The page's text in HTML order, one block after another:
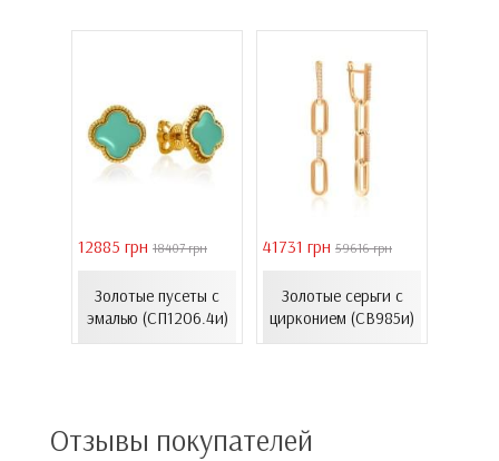
12885 грн 18407 грн
Золотые пусеты с
эмалью (СП1206.4и)
41731 грн 59616 грн
Золотые серьги с
цирконием (СВ985и)
Отзывы покупателей